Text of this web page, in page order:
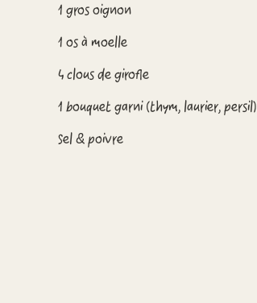
1 gros oignon
1 os à moelle
4 clous de girofle
1 bouquet garni (thym, laurier, persil)
Sel & poivre